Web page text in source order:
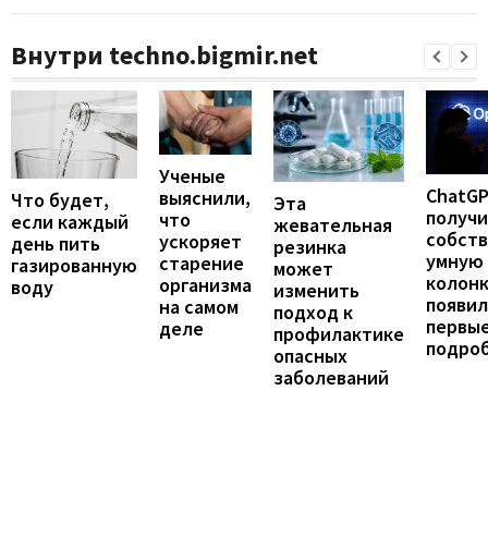
Внутри techno.bigmir.net
Что будет,
если каждый
день пить
газированную
воду
Ученые
выяснили,
что
ускоряет
старение
организма
на самом
деле
Эта
жевательная
резинка
может
изменить
подход к
профилактике
опасных
заболеваний
умную